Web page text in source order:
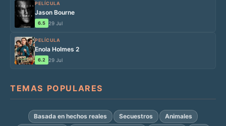
PELÍCULA
Jason Bourne
6.5 29 Jul
PELÍCULA
Enola Holmes 2
6.2 29 Jul
TEMAS POPULARES
Basada en hechos reales Secuestros
Animales